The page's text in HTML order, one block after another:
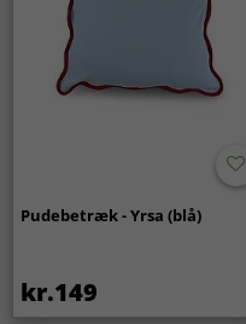
Pudebetræk - Yrsa (blå)
kr.149